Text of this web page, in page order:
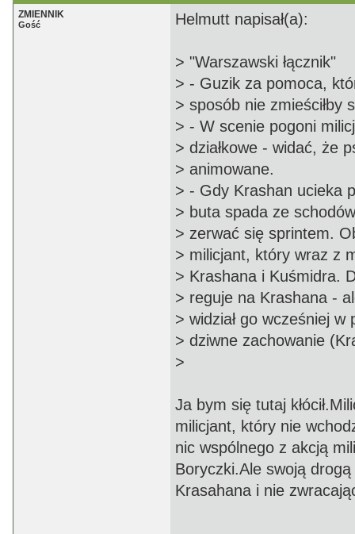
ZMIENNIK
Gość Helmutt napisał(a):
> "Warszawski łącznik"
> - Guzik za pomoca,
> sposób nie zmieściłby
> - W scenie pogoni
> działkowe - widać, że
> animowane.
> - Gdy Krashan ucieka
> buta spada ze
> zerwać się sprintem.
> milicjant, który wraz z
> Krashana i Kuśmidra.
> reguje na Krashana -
> widział go wcześniej
> dziwne zachowanie
>
Ja bym się tutaj
milicjant, który nie
nic wspólnego z akcją
Boryczki.Ale swoją
Krasahana i nie